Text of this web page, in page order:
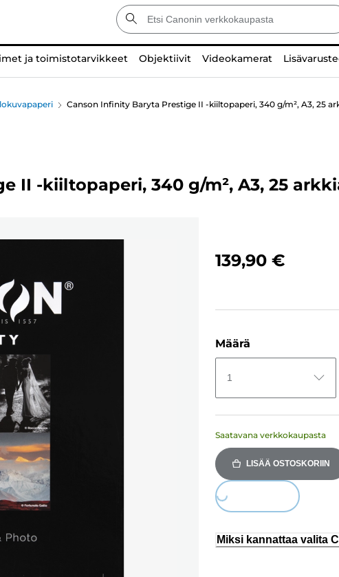
ja toimistotarvikkeet Objektiivit Videokamerat
Canson Infinity Baryta Prestige II -kiiltopaperi, 340 g/m², A3, 25
II -kiiltopaperi, 340 g/m², A3, 25
139,90 €
Määrä
1
Saatavana verkkokaupasta
LISÄÄ OSTOSKORIIN
Loading...
Miksi kannattaa valita